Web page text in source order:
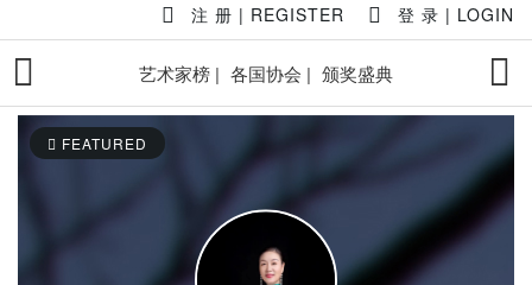
注 册 | REGISTER 登 录 | LOGIN
艺术家榜 | 各国协会 | 颁奖盛典
FEATURED